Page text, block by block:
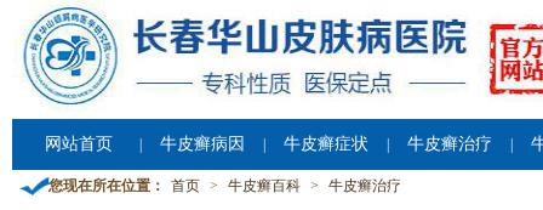
网站首页 牛皮癣病因 牛皮癣症状 牛皮癣治疗
您现在所在位置： 首页 > 牛皮癣百科 > 牛皮癣治疗